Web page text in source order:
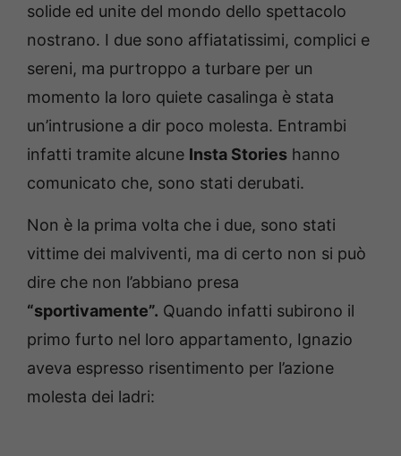
solide ed unite del mondo dello spettacolo
nostrano. I due sono affiatatissimi, complici e
sereni, ma purtroppo a turbare per un
momento la loro quiete casalinga è stata
un’intrusione a dir poco molesta. Entrambi
infatti tramite alcune Insta Stories hanno
comunicato che, sono stati derubati.
Non è la prima volta che i due, sono stati
vittime dei malviventi, ma di certo non si può
dire che non l’abbiano presa
“sportivamente”. Quando infatti subirono il
primo furto nel loro appartamento, Ignazio
aveva espresso risentimento per l’azione
molesta dei ladri: